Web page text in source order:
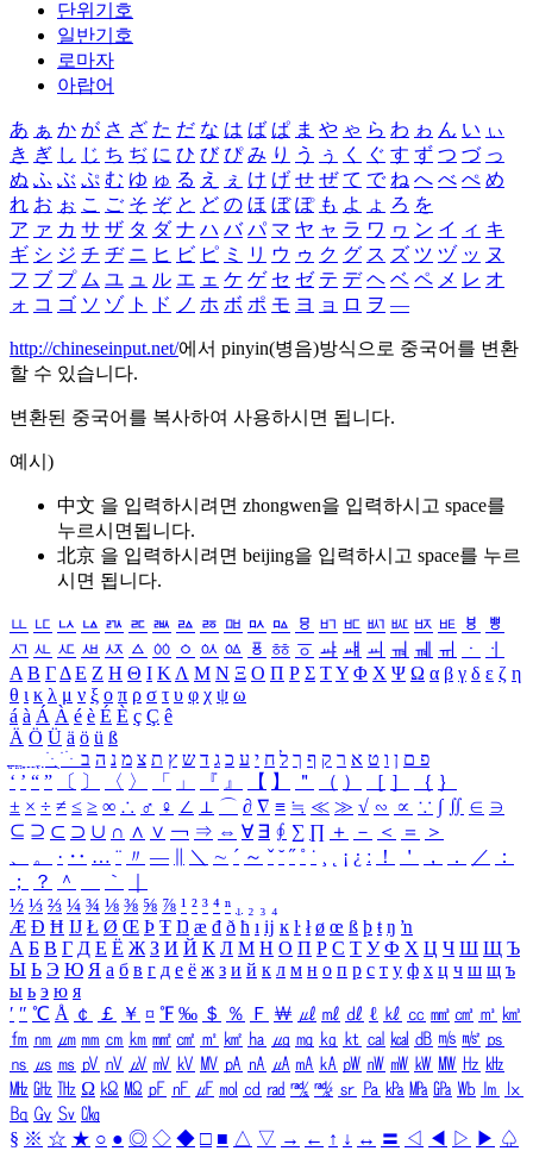
단위기호
일반기호
로마자
아랍어
あ ぁ か が さ ざ た だ な は ば ぱ ま や ゃ ら わ ゎ ん い ぃ
き ぎ し じ ち ぢ に ひ び ぴ み り う ぅ く ぐ す ず つ づ っ
ぬ ふ ぶ ぷ む ゆ ゅ る え ぇ け げ せ ぜ て で ね へ べ ぺ め
れ お ぉ こ ご そ ぞ と ど の ほ ぼ ぽ も よ ょ ろ を
ア ァ カ サ ザ タ ダ ナ ハ バ パ マ ヤ ャ ラ ワ ヮ ン イ ィ キ
ギ シ ジ チ ヂ ニ ヒ ビ ピ ミ リ ウ ゥ ク グ ス ズ ツ ヅ ッ ヌ
フ ブ プ ム ユ ュ ル エ ェ ケ ゲ セ ゼ テ デ ヘ ベ ペ メ レ オ
ォ コ ゴ ソ ゾ ト ド ノ ホ ボ ポ モ ヨ ョ ロ ヲ ―
http://chineseinput.net/에서 pinyin(병음)방식으로 중국어를 변환
할 수 있습니다.
변환된 중국어를 복사하여 사용하시면 됩니다.
예시)
中文 을 입력하시려면 zhongwen을 입력하시고 space를
누르시면됩니다.
北京 을 입력하시려면 beijing을 입력하시고 space를 누르
시면 됩니다.
ㅥ ㅦ ㅧ ㅨ ㅩ ㅪ ㅫ ㅬ ㅭ ㅮ ㅯ ㅰ ㅱ ㅲ ㅳ ㅴ ㅵ ㅶ ㅷ ㅸ
ㅹ
ㅺ ㅻ ㅼ ㅽ ㅾ ㅿ ㆀ ㆁ ㆂ ㆃ ㆄ ㆅ ㆆ ㆇ ㆈ ㆉ ㆊ ㆋ ㆌ ㆍ
ㆎ
Α Β ΓΔ Ε Ζ Η Θ Ι ΚΛ Μ Ν Ξ Ο Π Ρ Σ ΤΥ Φ Χ Ψ Ω α β γ δ ε ζ η
θ ι κ λ μ ν ξ ο π ρ σ τ υ φ χ ψ ω
á à Á À é è É È ç Ç ê
Ä Ö Ü ä ö ü ß
ִֶֹ ֻּ ׁׂ פ ם ן ו ט א ר ק ף ך ל ח י ע כ ג ד ש ץ ת צ מ נ ה ב
‘ ’ “ ” 〔 〕 〈 〉 「 」 『 』 【 】 ＂ （ ） ［ ］ ｛ ｝
± × ÷ ≠ ≤ ≥ ∞ ∴ ♂ ♀ ∠ ⊥ ⌒ ∂ ∇ ≡ ≒ ≪ ≫ √ ∽ ∝ ∵ ∫ ∬ ∈ ∋
⊆ ⊇ ⊂ ⊃ ∪ ∩ ∧ ∨ ￢ ⇒ ⇔ ∀ ∃ ∮ ∑ ∏ ＋ － ＜ ＝
＞
、
。 · ‥ … ¨ 〃 ― ＼ ∼ ´ ～ ˇ ˘ ˝ ˚ ˙ ¸ ¡ ¿ ː ！ ＇ ， ． ／
：
；
？ ＾ ｀
½ ⅓ ⅔ ¼ ¾ ⅛ ⅜ ⅝ ⅞ ¹ ² ³ ⁴ ⁿ ₁ ₂ ₃ ₄
Æ Ð Ħ Ĳ Ł Ø Œ Þ Ŧ Ŋ æ đ ð ħ ı ĳ ĸ ŀ ł ø œ ß þ ŧ ŋ ŉ
А Б В Г Д Е Ё Ж З И Й К Л М Н О П Р С Т У Ф Х Ц Ч Ш Щ Ъ
Ы Ь Э Ю Я а б в г д е ё ж з и й к л м н о п р с т у ф х ц ч ш щ ъ
ы ь э ю я
′ ″ ℃ Å ￠ ￡ ￥ ¤ ℉ ‰ ＄ ％ Ｆ ￦ ㎕ ㎖ ㎗ ℓ ㎘ ㏄ ㎣ ㎤ ㎥ ㎦
㎙ ㎚ ㎛ ㎜ ㎝ ㎞ ㎟ ㎠ ㎡ ㎢ ㏊ ㎍ ㎎ ㎏ ㏏ ㎈ ㎉ ㏈ ㎧ ㎨ ㎰
㎱ ㎲ ㎳ ㎴ ㎵ ㎶ ㎷ ㎸ ㎹ ㎀ ㎁ ㎂ ㎃ ㎄ ㎺ ㎻ ㎽ ㎾ ㎿ ㎐ ㎑
㎒ ㎓ ㎔ Ω ㏀ ㏁ ㎊ ㎋ ㎌ ㏖ ㏅ ㎭ ㎮ ㎯ ㏛ ㎩ ㎪ ㎫ ㎬ ㏝ ㏐
㏓
㏃ ㏉ ㏜ ㏆
§ ※ ☆ ★ ○ ● ◎ ◇ ◆ □ ■ △ ▽ → ← ↑ ↓ ↔ 〓 ◁ ◀ ▷ ▶ ♤